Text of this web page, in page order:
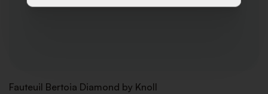
Fauteuil Bertoia Diamond by Knoll